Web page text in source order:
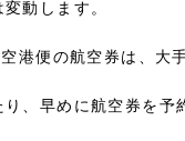
動します。
港便の航空券は、大
、早めに航空券を